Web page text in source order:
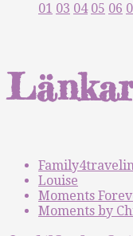
01 03 04 05 06
Länkar
Louise
Moments
Moments by